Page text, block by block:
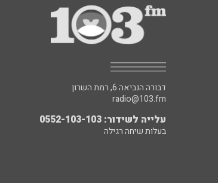
דבורה הנביאה 6, רמת השרון
radio@103.fm
עלייה לשידור: 0552-103-103
בעלות שיחה רגילה